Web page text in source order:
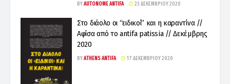
BYAUTONOME ANTIFA 23 ΔΕΚΕΜΒΡΊΟΥ 2020
Στο διάολο οι “ειδικοί” και η καραντίνα //
Αφίσα από το antifa patissia // Δεκέμβρης
2020
BYATHENS ANTIFA 17 ΔΕΚΕΜΒΡΊΟΥ 2020